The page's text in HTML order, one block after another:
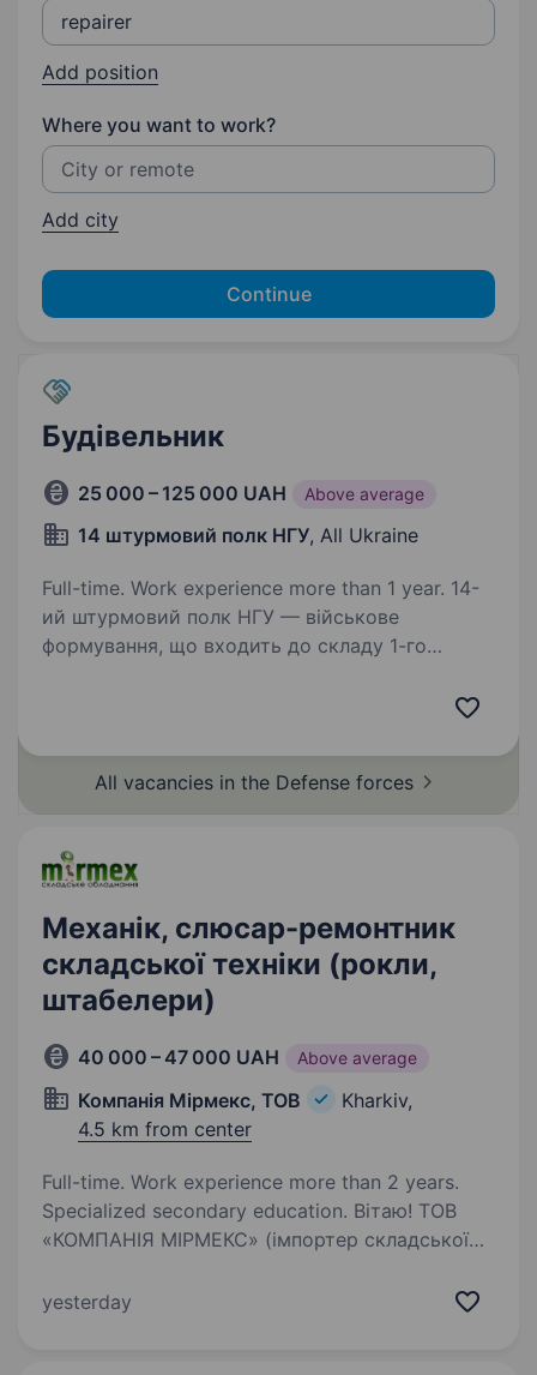
Add position
Where you want to work?
Add city
Continue
Будівельник
25 000 – 125 000 UAH Above average
14 штурмовий полк НГУ, All Ukraine
Full-time. Work experience more than 1 year. 14-
ий штурмовий полк НГУ — військове
формування, що входить до складу 1-го
розширився до полку…
All vacancies in the Defense forces
Механік, слюсар-ремонтник
складської техніки (рокли,
штабелери)
40 000 – 47 000 UAH Above average
Компанія Мірмекс, ТОВ
Kharkiv,
4.5 km from center
Full-time. Work experience more than 2 years.
Specialized secondary education. Вітаю! ТОВ
«КОМПАНІЯ МІРМЕКС» (імпортер складської
Механіка, Слюсаря-ремонтника по ремонту
yesterday